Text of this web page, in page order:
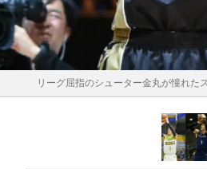
リーグ屈指のシューター金丸が憧れた